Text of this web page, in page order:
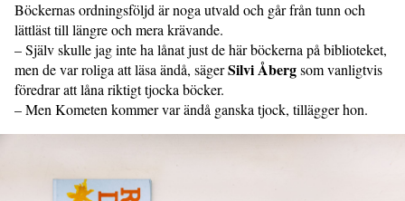
Böckernas ordningsföljd är noga utvald och går från tunn och
lättläst till längre och mera krävande.
– Själv skulle jag inte ha lånat just de här böckerna på biblioteket,
men de var roliga att läsa ändå, sägerSilvi Åbergsom vanligtvis
föredrar att låna riktigt tjocka böcker.
– Men Kometen kommer var ändå ganska tjock, tillägger hon.